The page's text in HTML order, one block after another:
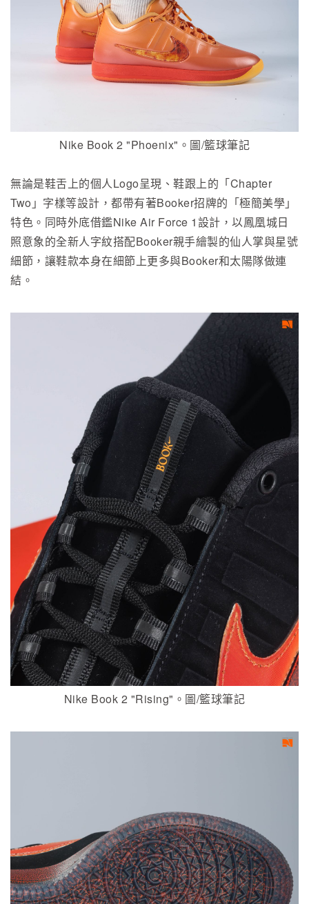
Nike Book 2 "Phoenix"。圖/籃球筆記
無論是鞋舌上的個人Logo呈現、鞋跟上的「Chapter
Two」字樣等設計，都帶有著Booker招牌的「極簡美學」
特色。同時外底借鑑Nike Air Force 1設計，以鳳凰城日
照意象的全新人字紋搭配Booker親手繪製的仙人掌與星號
細節，讓鞋款本身在細節上更多與Booker和太陽隊做連
結。
Nike Book 2 "Rising"。圖/籃球筆記